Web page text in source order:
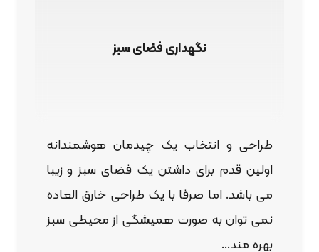
نگهداری فضای سبز
طراحی و انتخاب یک چیدمان هوشمندانه
اولین قدم برای داشتن یک فضای سبز و زیبا
می باشد. اما صرفا با یک طراحی خارق العاده
نمی توان به صورت همیشگی از محیطی سبز
بهره مند...